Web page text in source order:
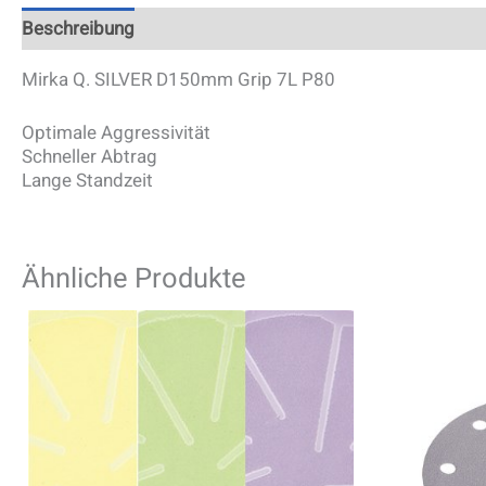
Beschreibung
Mirka Q. SILVER D150mm Grip 7L P80
Optimale Aggressivität
Schneller Abtrag
Lange Standzeit
Ähnliche Produkte
Dieses
Produkt
weist
auf.